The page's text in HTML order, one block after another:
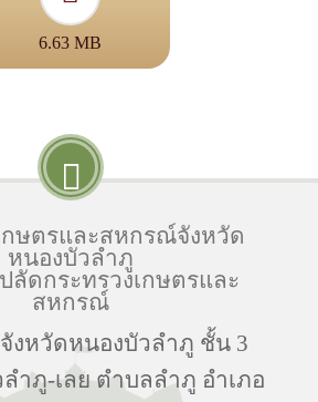
6.63 MB
กษตรและสหกรณ์จังหวัด
หนองบัวลำภู
ลัดกระทรวงเกษตรและ
สหกรณ์
งหวัดหนองบัวลำภู ชั้น 3
ำภู-เลย ตำบลลำภู อำเภอ